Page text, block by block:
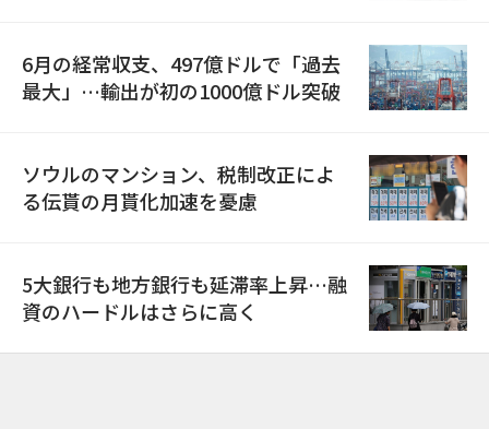
6月の経常収支、497億ドルで「過去
最大」…輸出が初の1000億ドル突破
ソウルのマンション、税制改正によ
る伝貰の月貰化加速を憂慮
5大銀行も地方銀行も延滞率上昇…融
資のハードルはさらに高く